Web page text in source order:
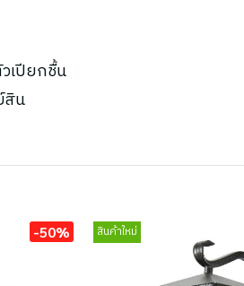
เปียกชื้น
สิน
-50% สินค้าใหม่